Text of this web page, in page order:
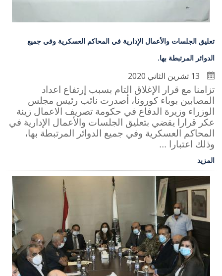
تعليق الجلسات والأعمال الإدارية في المحاكم العسكرية وفي جميع
الدوائر المرتبطة بها.
تزامنا مع قرار الإغلاق التام بسبب إرتفاع اعداد
المصابين بوباء كورونا، أصدرت نائب رئيس مجلس
الوزراء وزيرة الدفاع في حكومة تصريف الاعمال زينة
عكر قرارا يقضي بتعليق الجلسات والأعمال الإدارية في
المحاكم العسكرية وفي جميع الدوائر المرتبطة بها،
وذلك اعتبارا ...
المزيد